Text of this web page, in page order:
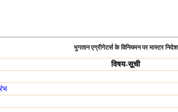
भुगतान एग्रीगेटर्स के विनियमन पर मास्टर निदेश
विषय-सूची